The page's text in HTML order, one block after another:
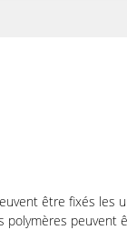
être fixés les
polymères peuvent